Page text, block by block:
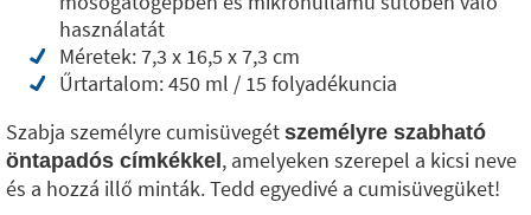
használatát
Méretek: 7,3 x 16,5 x 7,3 cm
Űrtartalom: 450 ml / 15 folyadékuncia
Szabja személyre cumisüvegét személyre szabható
öntapadós címkékkel , amelyeken szerepel a kicsi neve
és a hozzá illő minták. Tedd egyedivé a cumisüvegüket!